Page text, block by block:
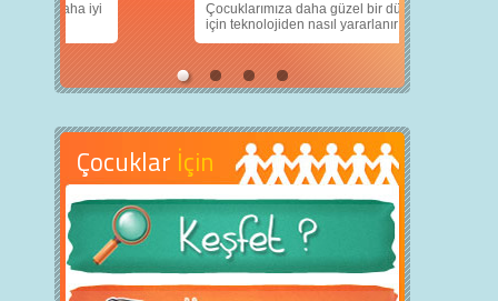
daha iyi Çocuklarımıza daha güzel bir dünya bırakabilmek
için teknolojiden nasıl yararlanırız?
Çocuklar İçin